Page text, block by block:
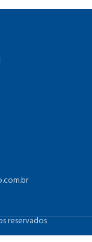
reservados